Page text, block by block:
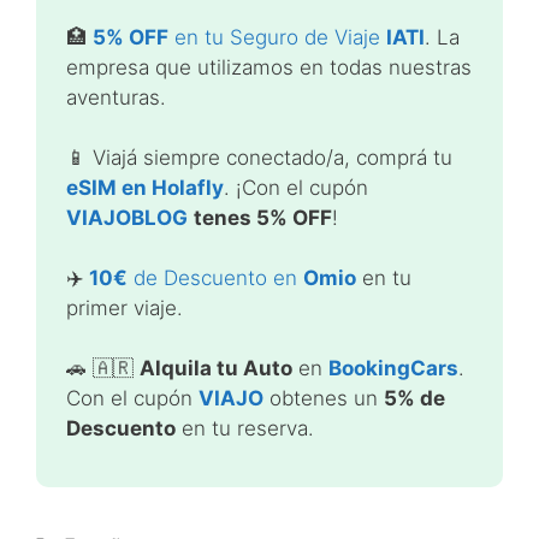
🏥 5% OFF en tu Seguro de Viaje IATI. La
empresa que utilizamos en todas nuestras
aventuras.
📱 Viajá siempre conectado/a, comprá tu
eSIM en Holafly. ¡Con el cupón
VIAJOBLOG tenes 5% OFF!
✈️ 10€ de Descuento en Omio en tu
primer viaje.
🚗 🇦🇷 Alquila tu Auto en BookingCars.
Con el cupón VIAJO obtenes un 5% de
Descuento en tu reserva.